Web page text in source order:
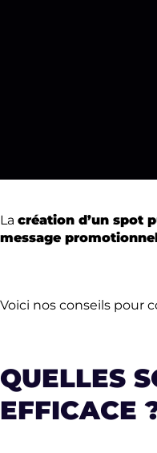
La création d’un spot
message
Voici nos conseils pour
QUELLES
EFFICACE